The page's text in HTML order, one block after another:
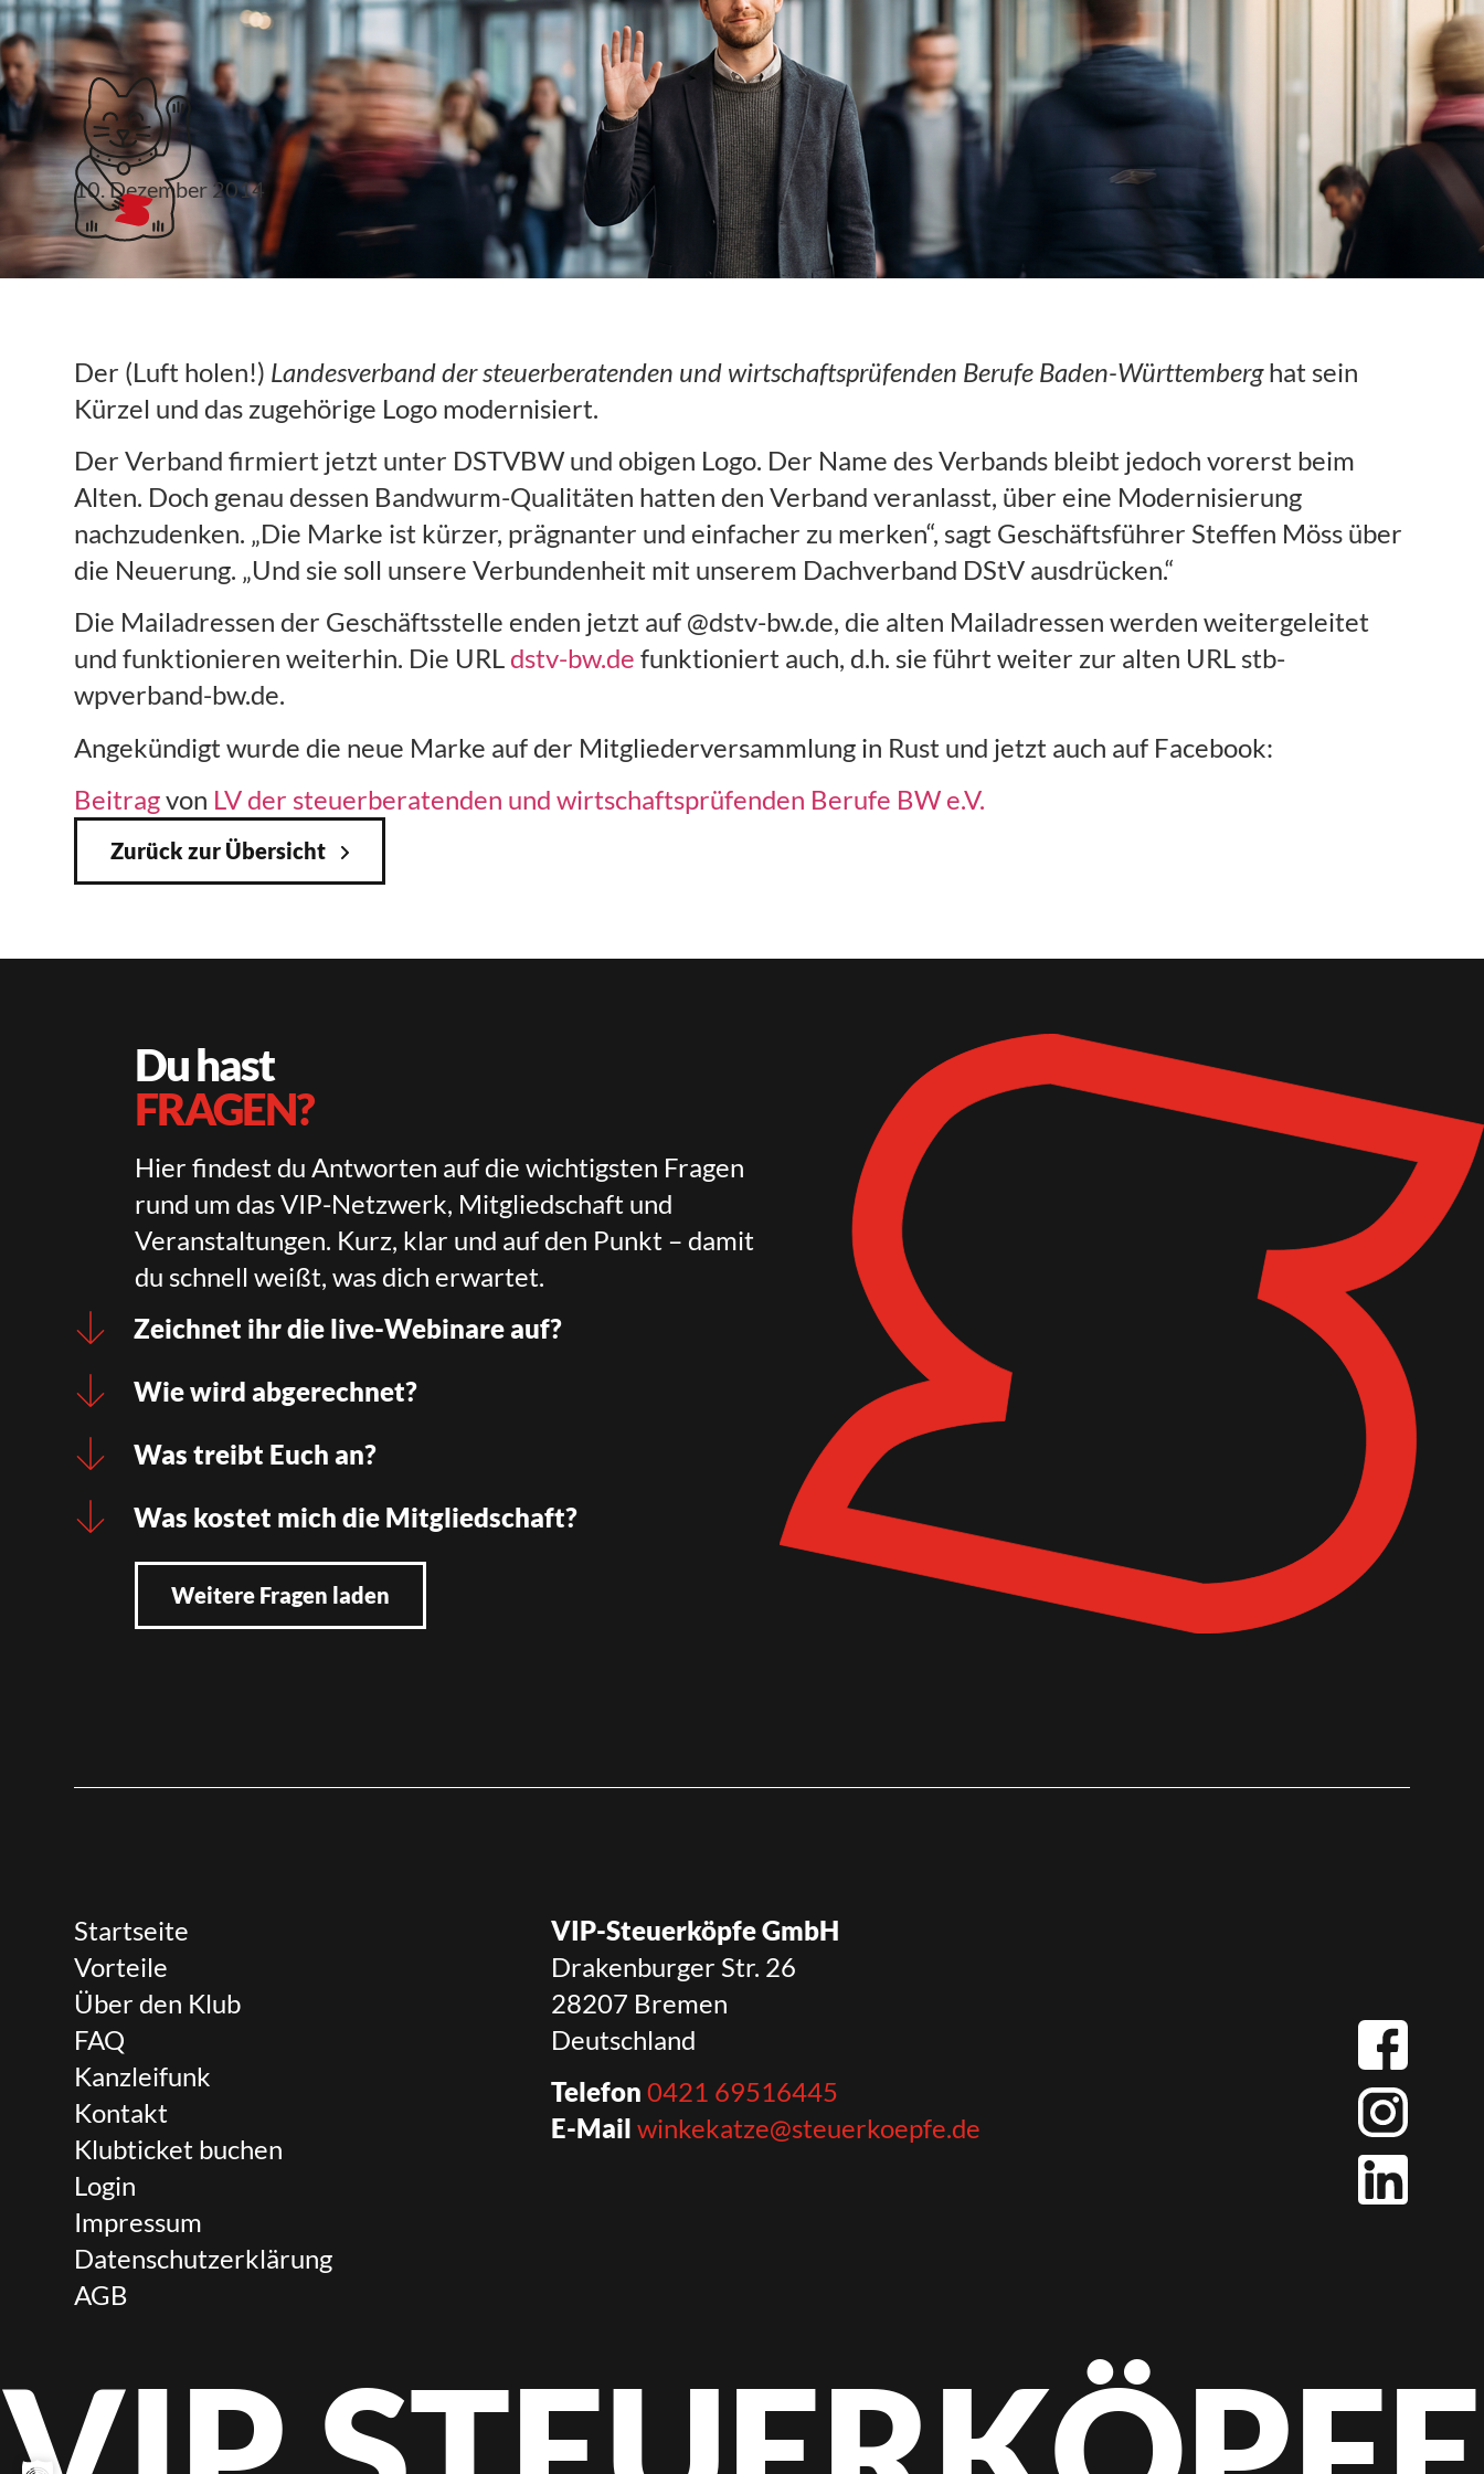
DSTV-BW: Neuer Auftritt, gewohnter
Verband
10. Dezember 2014
Der (Luft holen!) Landesverband der steuerberatenden und wirtschaftsprüfenden Berufe Baden-Württemberghat sein
Kürzel und das zugehörige Logo modernisiert.
Der Verband firmiert jetzt unter DSTVBW und obigen Logo. Der Name des Verbands bleibt jedoch vorerst beim
Alten. Doch genau dessen Bandwurm-Qualitäten hatten den Verband veranlasst, über eine Modernisierung
nachzudenken. „Die Marke ist kürzer, prägnanter und einfacher zu merken“, sagt Geschäftsführer Steffen Möss über
die Neuerung. „Und sie soll unsere Verbundenheit mit unserem Dachverband DStV ausdrücken.“
Die Mailadressen der Geschäftsstelle enden jetzt auf @dstv-bw.de, die alten Mailadressen werden weitergeleitet
und funktionieren weiterhin. Die URLdstv-bw.de funktioniert auch, d.h. sie führt weiter zur alten URL stb-
wpverband-bw.de.
Angekündigt wurde die neue Marke auf der Mitgliederversammlung in Rust und jetzt auch auf Facebook:
Beitragvon LV der steuerberatenden und wirtschaftsprüfenden Berufe BW e.V.
Zurück zur Übersicht
Du hast
FRAGEN?
Hier findest du Antworten auf die wichtigsten Fragen
rund um das VIP-Netzwerk, Mitgliedschaft und
Veranstaltungen. Kurz, klar und auf den Punkt – damit
du schnell weißt, was dich erwartet.
Zeichnet ihr die live-Webinare auf?
Wie wird abgerechnet?
Was treibt Euch an?
Was kostet mich die Mitgliedschaft?
Weitere Fragen laden
Startseite
Vorteile
Über den Klub
FAQ
Kanzleifunk
Kontakt
Klubticket buchen
Login
Impressum
Datenschutzerklärung
AGB
VIP-Steuerköpfe GmbH
Drakenburger Str. 26
28207 Bremen
Deutschland
Telefon 0421 69516445
E-Mail winkekatze@steuerkoepfe.de